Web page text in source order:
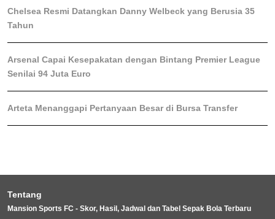
Chelsea Resmi Datangkan Danny Welbeck yang Berusia 35
Tahun
Arsenal Capai Kesepakatan dengan Bintang Premier League
Senilai 94 Juta Euro
Arteta Menanggapi Pertanyaan Besar di Bursa Transfer
Tentang
Mansion Sports FC - Skor, Hasil, Jadwal dan Tabel Sepak Bola Terbaru